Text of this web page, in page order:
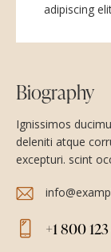
adipiscing
Biography
Ignissimos
deleniti atque
excepturi. scint
E-
m
+1 800